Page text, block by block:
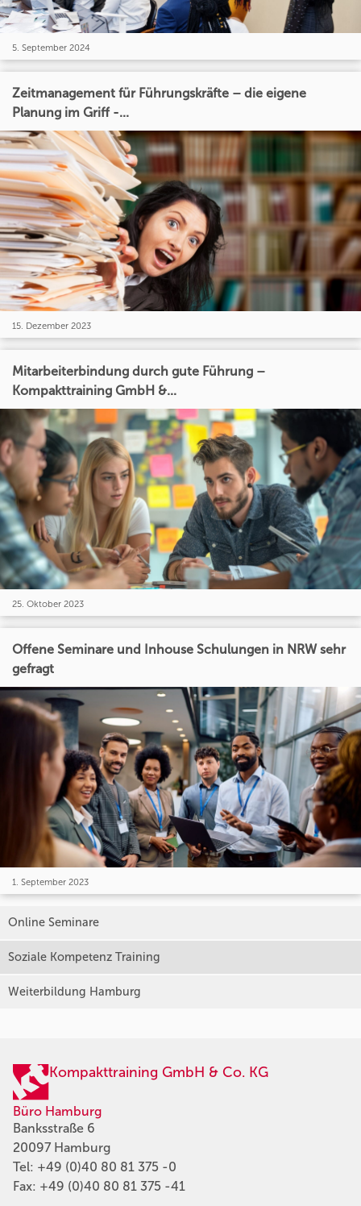
5. September 2024
Zeitmanagement für Führungskräfte – die eigene
Planung im Griff -...
15. Dezember 2023
Mitarbeiterbindung durch gute Führung –
Kompakttraining GmbH &...
25. Oktober 2023
Offene Seminare und Inhouse Schulungen in NRW sehr
gefragt
1. September 2023
Online Seminare
Soziale Kompetenz Training
Weiterbildung Hamburg
Kompakttraining GmbH & Co. KG
Büro Hamburg
Banksstraße 6
20097 Hamburg
Tel: +49 (0)40 80 81 375 -0
Fax: +49 (0)40 80 81 375 -41